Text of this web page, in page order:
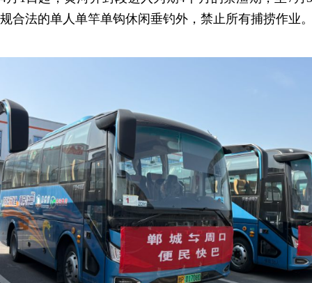
规合法的单人单竿单钩休闲垂钓外，禁止所有捕捞作业